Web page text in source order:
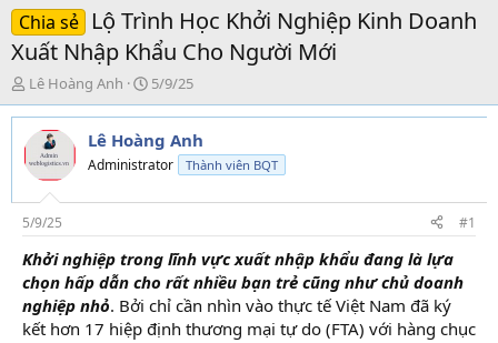
Chia sẻ
Lộ Trình Học Khởi Nghiệp Kinh Doanh
Xuất Nhập Khẩu Cho Người Mới
T
h
r
e
a
d
s
t
a
r
t
e
r
Lê Hoàng Anh
N
g
à
y
g
i
5/9/25
Lê Hoàng Anh
Administrator Thành viên BQT
5/9/25 #1
Khởi nghiệp trong lĩnh vực xuất nhập khẩu đang là lựa
chọn hấp dẫn cho rất nhiều bạn trẻ cũng như chủ doanh
nghiệp nhỏ. Bởi chỉ cần nhìn vào thực tế Việt Nam đã ký
kết hơn 17 hiệp định thương mại tự do (FTA) với hàng chục